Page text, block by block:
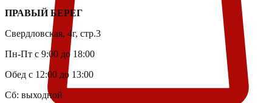
ПРАВЫЙ БЕРЕГ
Свердловская, 4г, стр.3
Пн-Пт с 9:00 до 18:00
Обед с 12:00 до 13:00
Сб: выходной